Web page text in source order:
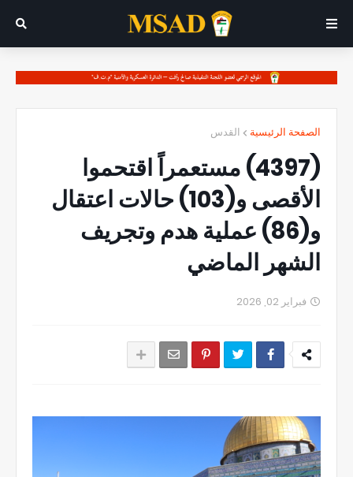
الصفحة الرئيسية القدس
(4397) مستعمراً اقتحموا
الأقصى و(103) حالات اعتقال
و(86) عملية هدم وتجريف
الشهر الماضي
فبراير 02, 2026